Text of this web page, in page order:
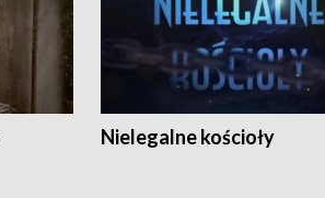
Nielegalne kościoły